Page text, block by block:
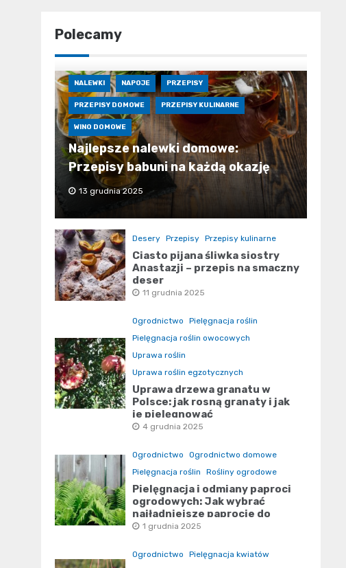
Polecamy
NALEWKI NAPOJE PRZEPISY
PRZEPISY DOMOWE PRZEPISY KULINARNE
WINO DOMOWE
Najlepsze nalewki domowe:
Przepisy babuni na każdą okazję
13 grudnia 2025
Desery Przepisy Przepisy kulinarne
Ciasto pijana śliwka siostry
Anastazji – przepis na smaczny
deser
11 grudnia 2025
Ogrodnictwo
Pielęgnacja roślin
Pielęgnacja roślin owocowych
Uprawa roślin
Uprawa roślin egzotycznych
Uprawa drzewa granatu w
Polsce: jak rosną granaty i jak
je pielęgnować
4 grudnia 2025
Ogrodnictwo
Ogrodnictwo domowe
Pielęgnacja roślin
Rośliny ogrodowe
Pielęgnacja i odmiany paproci
ogrodowych: Jak wybrać
najładniejsze paprocie do
ogrodu
1 grudnia 2025
Ogrodnictwo
Pielęgnacja kwiatów